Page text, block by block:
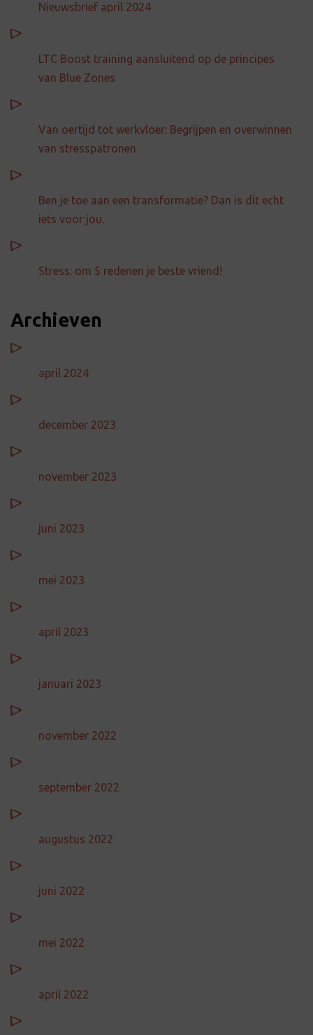
Nieuwsbrief april 2024
LTC Boost training aansluitend op de principes
van Blue Zones
Van oertijd tot werkvloer: Begrijpen en overwinnen
van stresspatronen
Ben je toe aan een transformatie? Dan is dit echt
iets voor jou.
Stress: om 5 redenen je beste vriend!
Archieven
april 2024
december 2023
november 2023
juni 2023
mei 2023
april 2023
januari 2023
november 2022
september 2022
augustus 2022
juni 2022
mei 2022
april 2022